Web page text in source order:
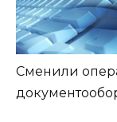
Сменили